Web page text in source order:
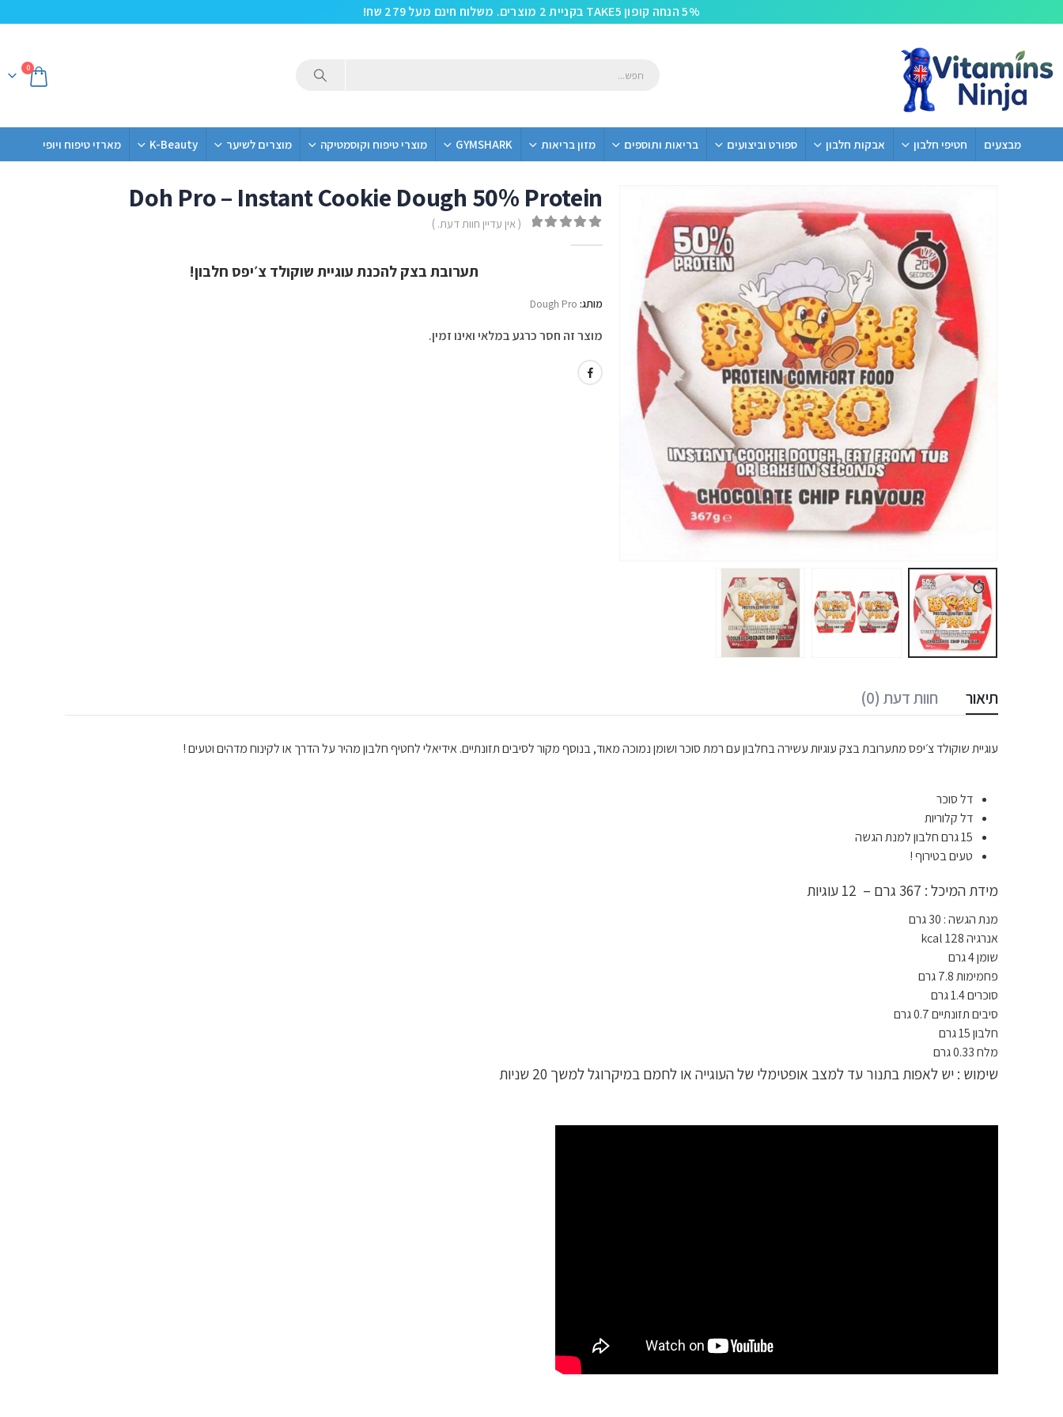
5% הנחה קופון TAKE5 בקניית 2 מוצרים. משלוח חינם מעל 279 שח!
0
מבצעים חטיפי חלבון אבקות חלבון ספורט וביצועים בריאות ותוספים מזון בריאות GYMSHARK מוצרי טיפוח וקוסמטיקה מוצרים לשיער K-Beauty מארזי טיפוח ויופי
Doh Pro – Instant Cookie Dough 50% Protein
( אין עדיין חוות דעת. )
תערובת בצק להכנת עוגיית שוקולד צ׳יפסחלבון!
מותג: Dough Pro
מוצר זה חסר כרגע במלאי ואינו זמין.
תיאור חוות דעת (0)
עוגיית שוקולד צ׳יפס מתערובת בצק עוגיות עשירה בחלבון עם רמת סוכר ושומן נמוכה מאוד, בנוסף מקור לסיבים תזונתיים. אידיאלי לחטיף חלבון מהיר על הדרך או לקינוח מדהים וטעים !
דל סוכר
דל קלוריות
15 גרם חלבון למנת הגשה
טעים בטירוף !
מידת המיכל : 367 גרם – 12 עוגיות
מנת הגשה : 30 גרם
אנרגיה 128 kcal
שומן 4 גרם
פחמימות 7.8 גרם
סוכרים 1.4 גרם
סיבים תזונתיים 0.7 גרם
חלבון 15 גרם
מלח 0.33 גרם
שימוש : יש לאפות בתנור עד למצב אופטימלי של העוגייה או לחמם במיקרוגל למשך 20 שניות